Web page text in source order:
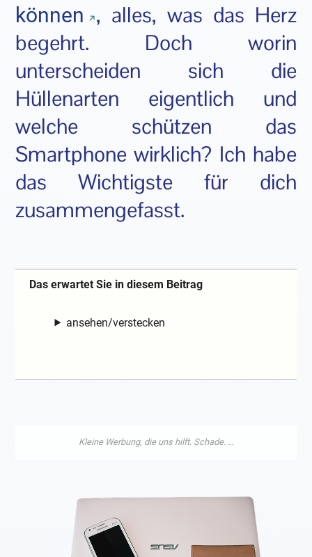
können , alles, was das Herz
begehrt. Doch worin
unterscheiden sich die
Hüllenarten eigentlich und
welche schützen das
Smartphone wirklich? Ich habe
das Wichtigste für dich
zusammengefasst.
Das erwartet Sie in diesem Beitrag
ansehen/verstecken